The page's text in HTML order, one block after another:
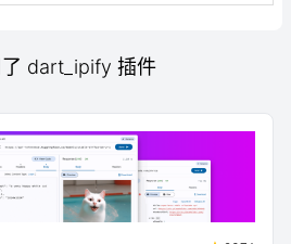
dart_ipify 插件